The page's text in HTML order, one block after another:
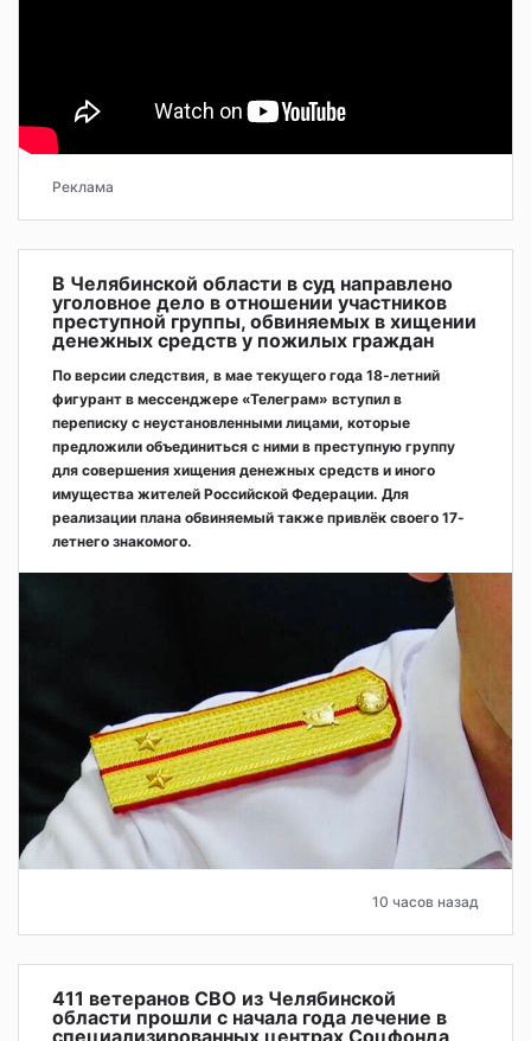
Реклама
В Челябинской области в суд направлено
уголовное дело в отношении участников
преступной группы, обвиняемых в хищении
денежных средств у пожилых граждан
По версии следствия, в мае текущего года 18-летний
фигурант в мессенджере «Телеграм» вступил в
переписку с неустановленными лицами, которые
предложили объединиться с ними в преступную группу
для совершения хищения денежных средств и иного
имущества жителей Российской Федерации. Для
реализации плана обвиняемый также привлёк своего 17-
летнего знакомого.
10 часов назад
411 ветеранов СВО из Челябинской
области прошли с начала года лечение в
специализированных центрах Соцфонда